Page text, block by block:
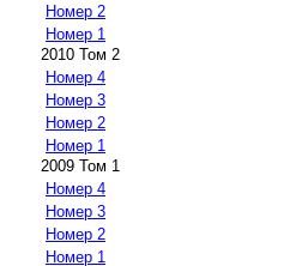
Номер 2
Номер 1
2010 Том 2
Номер 4
Номер 3
Номер 2
Номер 1
2009 Том 1
Номер 4
Номер 3
Номер 2
Номер 1